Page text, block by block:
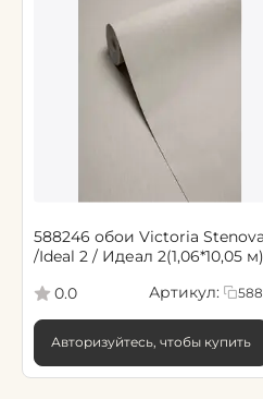
588246 обои Victoria Stenova
/Ideal 2 / Идеал 2(1,06*10,05 м)
0.0
Артикул:
Авторизуйтесь, чтобы купить